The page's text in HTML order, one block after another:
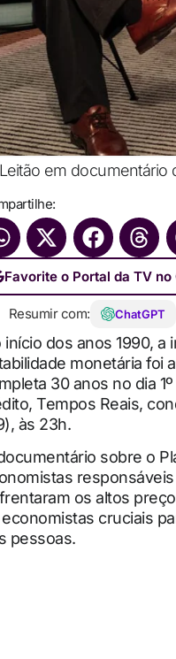
em
Favorite o Portal da TV no
Resumir com: ChatGPT
início dos anos 1990, a
monetária foi
30 anos no dia
Tempos Reais,
às 23h.
sobre o
os altos
cruciais
pessoas.